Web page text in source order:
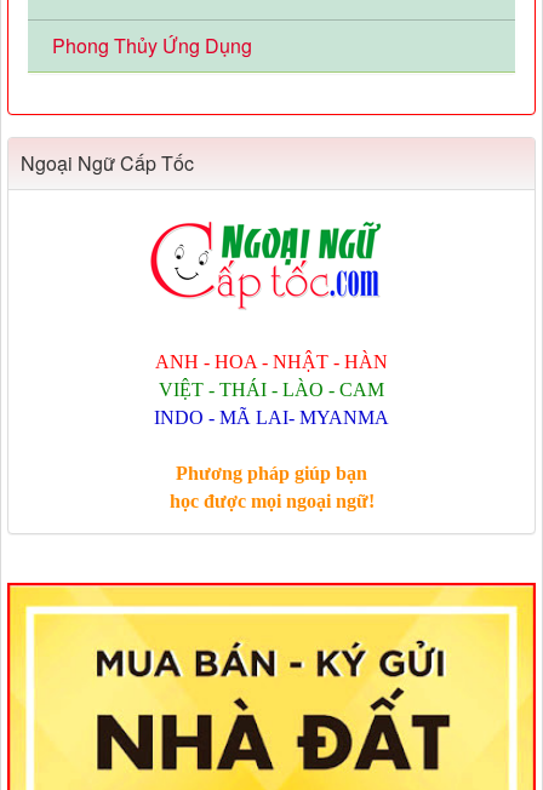
Phong Thủy Ứng Dụng
Ngoại Ngữ Cấp Tốc
ANH - HOA - NHẬT - HÀN
VIỆT - THÁI - LÀO - CAM
INDO - MÃ LAI- MYANMA
Phương pháp giúp bạn
học được mọi ngoại ngữ!